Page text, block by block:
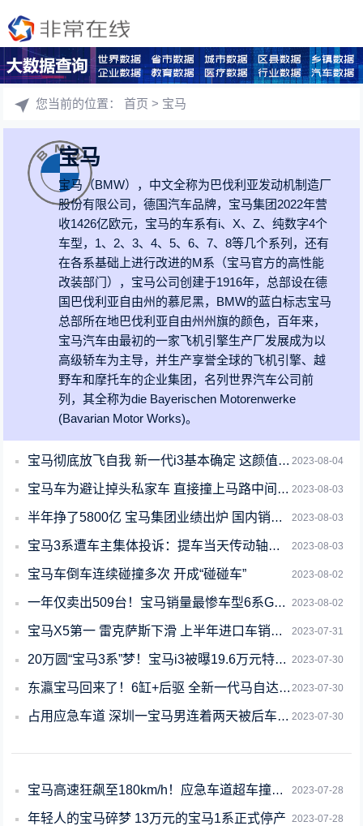
您当前的位置：首页 > 宝马
宝马
宝马（BMW），中文全称为巴伐利亚发动机制造厂
股份有限公司，德国汽车品牌，宝马集团2022年营
收1426亿欧元，宝马的车系有i、X、Z、纯数字4个
车型，1、2、3、4、5、6、7、8等几个系列，还有
在各系基础上进行改进的M系（宝马官方的高性能
改装部门），宝马公司创建于1916年，总部设在德
国巴伐利亚自由州的慕尼黑，BMW的蓝白标志宝马
总部所在地巴伐利亚自由州州旗的颜色，百年来，
宝马汽车由最初的一家飞机引擎生产厂发展成为以
高级轿车为主导，并生产享誉全球的飞机引擎、越
野车和摩托车的企业集团，名列世界汽车公司前
列，其全称为die Bayerischen Motorenwerke
(Bavarian Motor Works)。
2023-08-04
宝马彻底放飞自我 新一代i3基本确定 这颜值你给几分
2023-08-03
宝马车为避让掉头私家车 直接撞上马路中间栏杆：到底谁的责网友吵翻
2023-08-03
半年挣了5800亿 宝马集团业绩出炉 国内销量持续增加
2023-08-03
宝马3系遭车主集体投诉：提车当天传动轴就异响 售后让换轴
2023-08-02
宝马车倒车连续碰撞多次 开成“碰碰车”
2023-08-02
一年仅卖出509台！宝马销量最惨车型6系GT将停产
2023-07-31
宝马X5第一 雷克萨斯下滑 上半年进口车销量排行曝光
2023-07-30
20万圆“宝马3系”梦！宝马i3被曝19.6万元特价卖
2023-07-30
东瀛宝马回来了！6缸+后驱 全新一代马自达6曝光
2023-07-30
占用应急车道 深圳一宝马男连着两天被后车拍照举报：12分罚款6000
2023-07-28
宝马高速狂飙至180km/h！应急车道超车撞上三角牌 差点酿大祸
2023-07-28
年轻人的宝马碎梦 13万元的宝马1系正式停产